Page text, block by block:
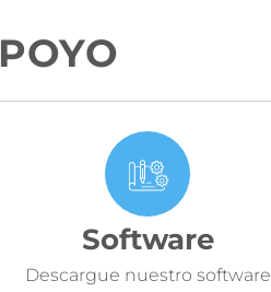
Software
Descargue nuestro software